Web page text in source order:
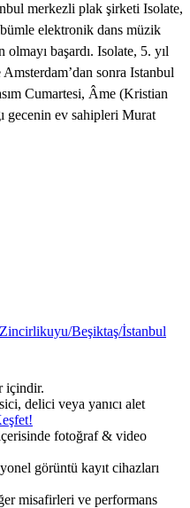
merkezli plak şirketi Isolate,
elektronik dans müzik
başardı. Isolate, 5. yıl
sonra Istanbul
Cumartesi, Âme (Kristian
gecenin ev sahipleri Murat
Beşiktaş/İstanbul
içindir.
delici veya yanıcı alet
fotoğraf & video
görüntü kayıt cihazları
misafirleri ve performans